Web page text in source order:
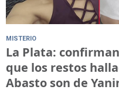
MISTERIO
La Plata:
que los restos
Abasto son de